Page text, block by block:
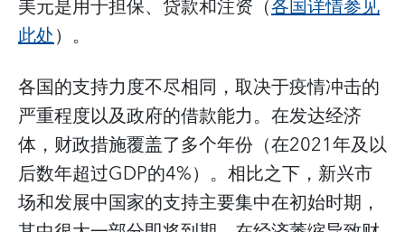
美元是用于担保、贷款和注资（各国详情参见
此处）。
各国的支持力度不尽相同，取决于疫情冲击的
严重程度以及政府的借款能力。在发达经济
体，财政措施覆盖了多个年份（在2021年及以
后数年超过GDP的4%）。相比之下，新兴市
场和发展中国家的支持主要集中在初始时期，